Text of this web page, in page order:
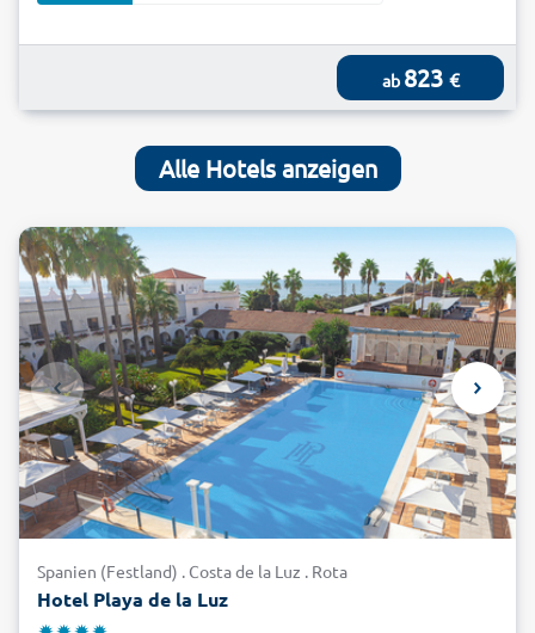
ab 823 €
Alle Hotels anzeigen
Spanien (Festland) . Costa de la Luz . Rota
Hotel Playa de la Luz